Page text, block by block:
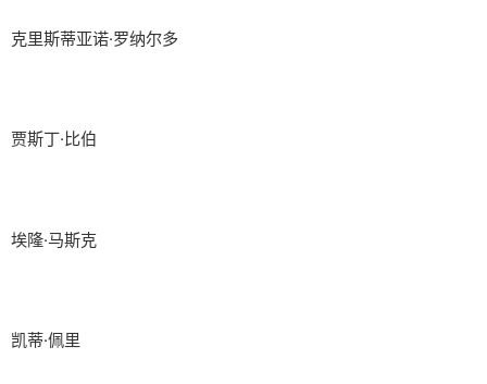
克里斯蒂亚诺·罗纳尔多
贾斯丁·比伯
埃隆·马斯克
凯蒂·佩里